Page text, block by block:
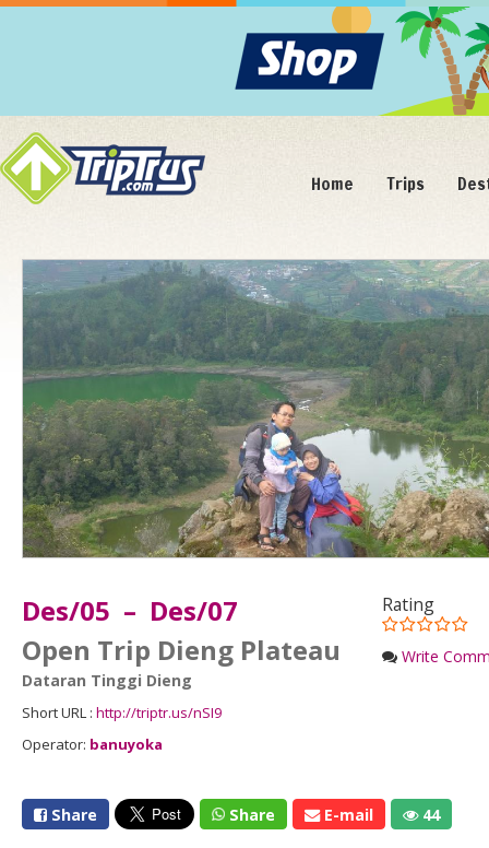
Home Trips
Rating
Write
Des/05 – Des/07
Open Trip Dieng Plateau
Dataran Tinggi Dieng
Short URL : http://triptr.us/nSI9
Operator: banuyoka
Share Share E-mail 44